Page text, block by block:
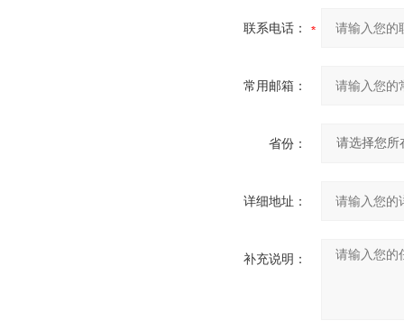
联系电话：
常用邮箱：
省份：
详细地址：
补充说明：